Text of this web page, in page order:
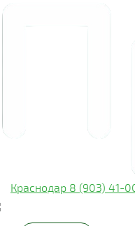
Краснодар 8 (903) 41-